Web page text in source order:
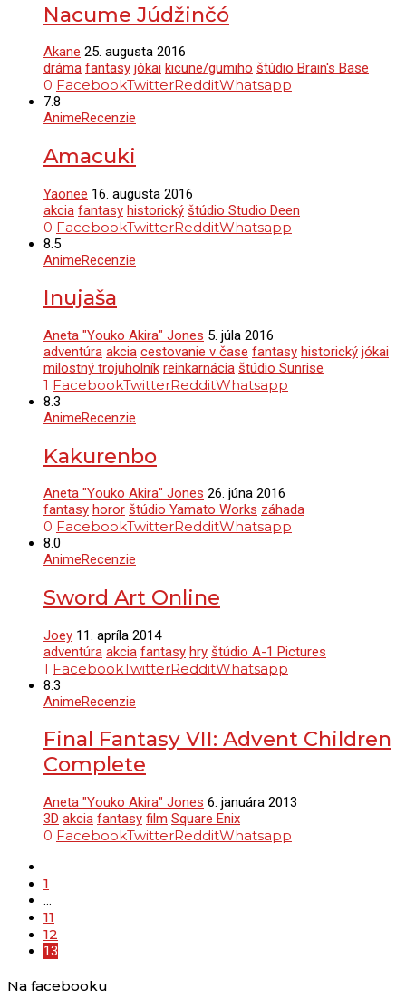
Nacume Júdžinčó
Akane 25. augusta 2016
dráma fantasy jókai kicune/gumiho štúdio Brain's Base
0 FacebookTwitterRedditWhatsapp
7.8
AnimeRecenzie
Amacuki
Yaonee 16. augusta 2016
akcia fantasy historický štúdio Studio Deen
0 FacebookTwitterRedditWhatsapp
8.5
AnimeRecenzie
Inujaša
Aneta "Youko Akira" Jones 5. júla 2016
adventúra akcia cestovanie v čase fantasy historický jókai
milostný trojuholník reinkarnácia štúdio Sunrise
1 FacebookTwitterRedditWhatsapp
8.3
AnimeRecenzie
Kakurenbo
Aneta "Youko Akira" Jones 26. júna 2016
fantasy horor štúdio Yamato Works záhada
0 FacebookTwitterRedditWhatsapp
8.0
AnimeRecenzie
Sword Art Online
Joey 11. apríla 2014
adventúra akcia fantasy hry štúdio A-1 Pictures
1 FacebookTwitterRedditWhatsapp
8.3
AnimeRecenzie
Final Fantasy VII: Advent Children
Complete
Aneta "Youko Akira" Jones 6. januára 2013
3D akcia fantasy film Square Enix
0 FacebookTwitterRedditWhatsapp
1
…
11
12
13
Na facebooku